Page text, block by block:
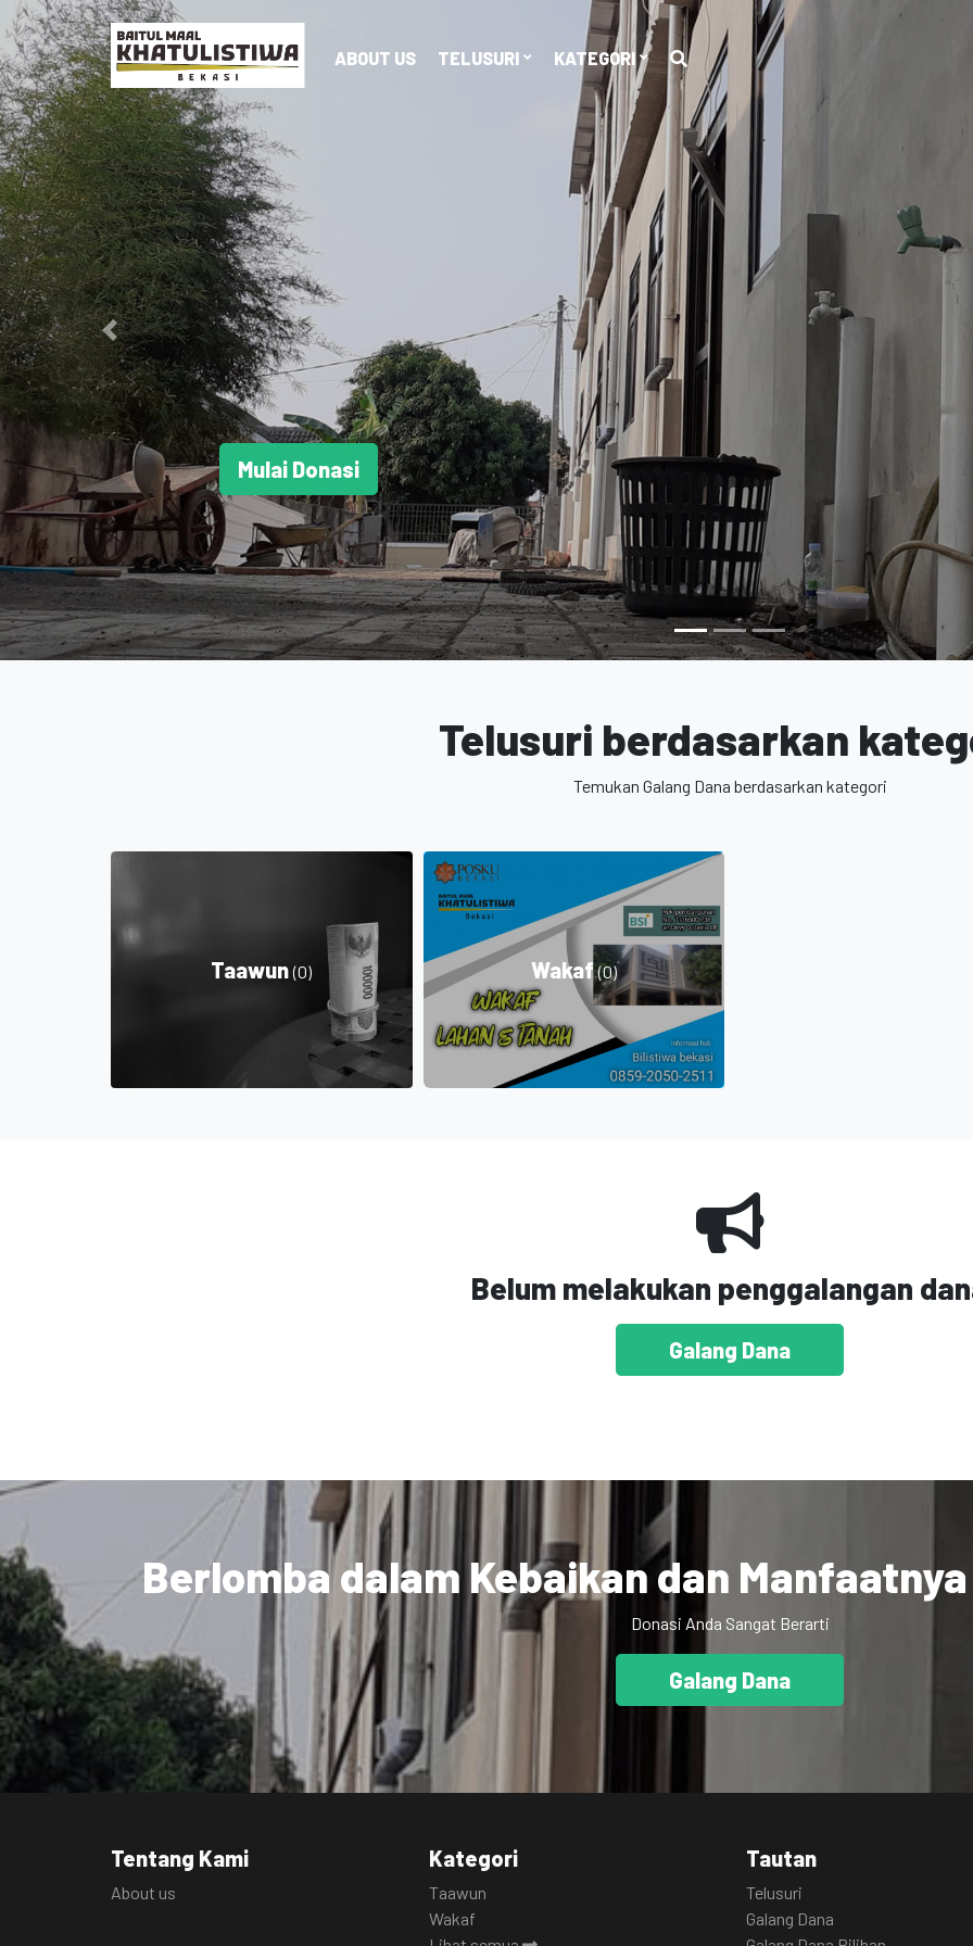
ABOUT US TELUSURI KATEGORI
Mulai Donasi
Previous
Telusuri berdasarkan
Temukan Galang Dana berdasarkan kategori
Taawun(0) Wakaf(0)
Belum melakukan penggalangan
Galang Dana
Berlomba dalam Kebaikan dan
Donasi Anda Sangat Berarti
Galang Dana
Tentang Kami
About us
Kategori
Taawun
Wakaf
Tautan
Telusuri
Galang Dana